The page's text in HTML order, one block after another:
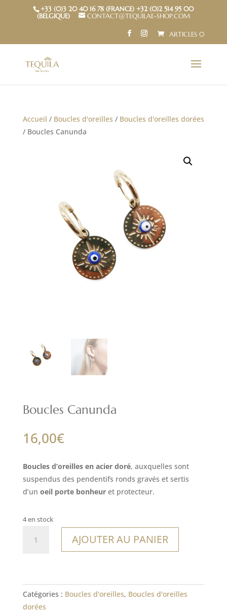
+33 (0)3 20 40 16 78 (FRANCE) +32 (0)2 514 95 00
(BELGIQUE)
CONTACT@TEQUILAE-SHOP.COM
ARTICLES 0
Accueil / Boucles d'oreilles / Boucles d'oreilles dorées
/ Boucles Canunda
Boucles Canunda
16,00€
Boucles d’oreilles en acier doré, auxquelles sont
suspendus des pendentifs ronds gravés et sertis
d’un oeil porte bonheuret protecteur.
4 en stock
AJOUTER AU PANIER
Catégories : Boucles d'oreilles, Boucles d'oreilles
dorées